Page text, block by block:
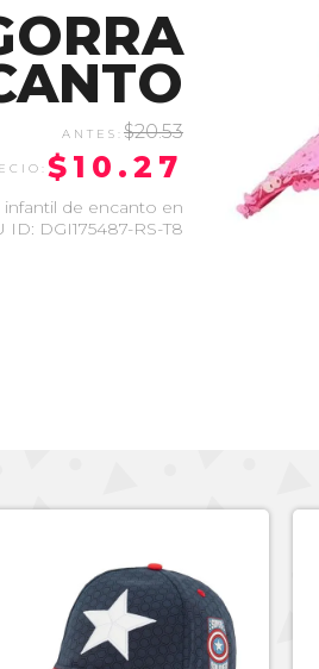
$20.53
$10.27
de encanto en
DGI175487-RS-T8